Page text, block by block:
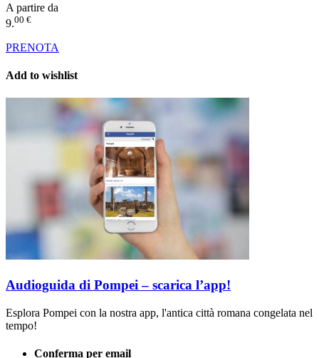
A partire da
9.00 €
PRENOTA
Add to wishlist
Audioguida di Pompei – scarica l’app!
Esplora Pompei con la nostra app, l'antica città romana congelata nel
tempo!
Conferma per email